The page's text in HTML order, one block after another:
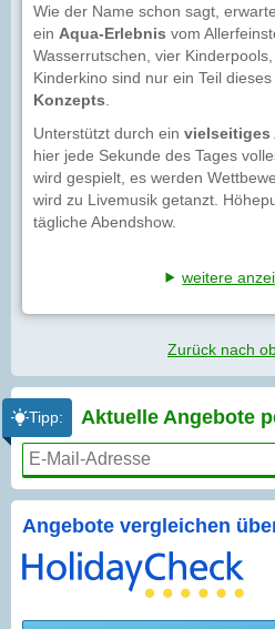
Wie der Name schon sagt,
ein Aqua-Erlebnis vom
Wasserrutschen, vier
Kinderkino sind nur ein Teil
Konzepts
Unterstützt durch ein vielseitiges
hier jede Sekunde des Tages
wird gespielt, es werden
wird zu Livemusik getanzt.
tägliche Abendshow.
weitere
Zurück nach
Tipp: Aktuelle Angebote
Angebote vergleichen